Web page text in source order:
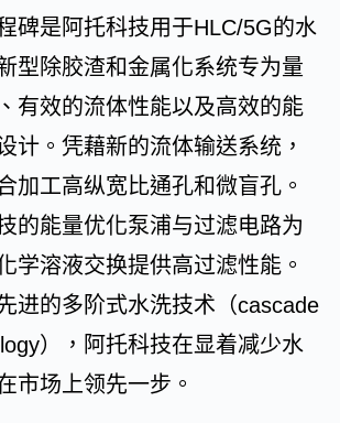
碑是阿托科技用于HLC/5G的水
型除胶渣和金属化系统专为量
有效的流体性能以及高效的能
计。凭藉新的流体输送系统，
加工高纵宽比通孔和微盲孔。
的能量优化泵浦与过滤电路为
学溶液交换提供高过滤性能。
进的多阶式水洗技术（cascade
），阿托科技在显着减少水
市场上领先一步。